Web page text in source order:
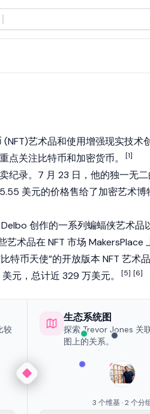
(NFT)艺术品和使用增强现实技术
点关注比特币和加密货币。 [1]
纪录。7 月 23 日，他的独一无
美元的价格售给了加密艺术博
创作的一系列蝙蝠侠艺术品
术品在 NFT 市场 MakersPlace
特币天使”的开放版本 NFT 艺术
元，总计近 329 万美元。
[5] [6]
较
生态系统图
探索 Trevor Jones 关
图上的关系。
3 个维基 · 2 个分